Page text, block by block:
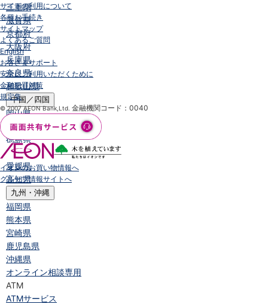
三重県
滋賀県
京都府
大阪府
兵庫県
奈良県
和歌山県
中国／四国
岡山県
広島県
徳島県
香川県
愛媛県
高知県
九州・沖縄
福岡県
熊本県
宮崎県
鹿児島県
沖縄県
オンライン相談専用
ATM
ATMサービス
サイトの利用について
各種お手続き
サイトマップ
よくあるご質問
English
お客さまサポート
安全にご利用いただくために
金融犯罪対策
規定集
© 2007 AEON Bank,Ltd. 金融機関コード：0040
イオンのお買い物情報へ
グループ情報サイトへ